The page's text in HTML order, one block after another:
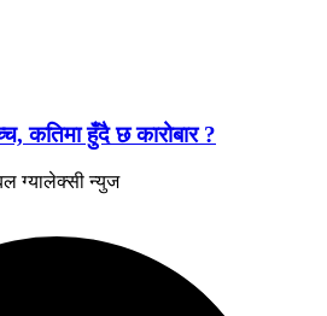
कतिमा हुँदै छ कारोबार ?
ग्यालेक्सी न्युज